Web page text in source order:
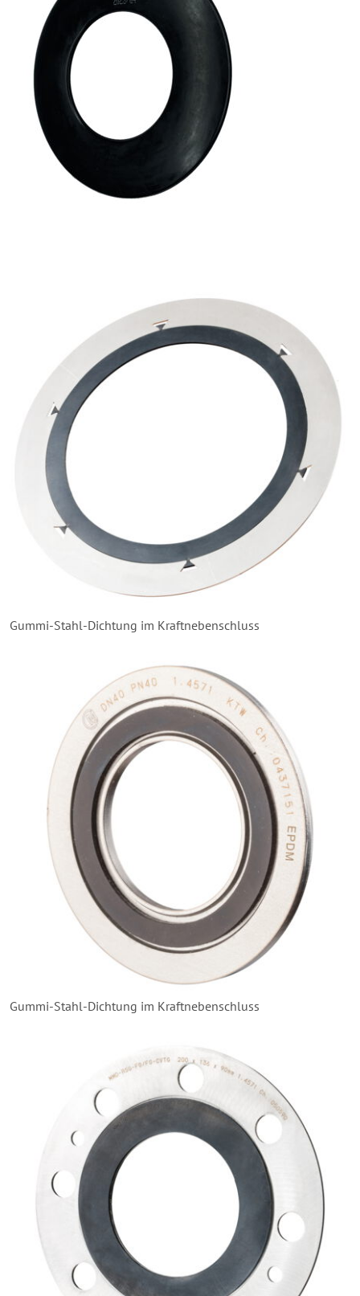
Gummi-Stahl-Dichtung im Kraftnebenschluss
Gummi-Stahl-Dichtung im Kraftnebenschluss